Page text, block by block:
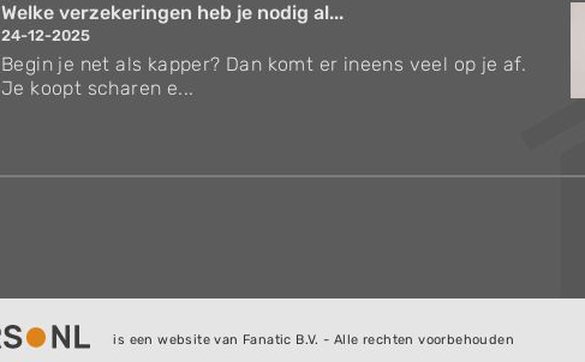
Welke verzekeringen heb je nodig al...
24-12-2025
Begin je net als kapper? Dan komt er ineens veel op je af.
Je koopt scharen e...
is een website van Fanatic B.V. - Alle rechten voorbehouden